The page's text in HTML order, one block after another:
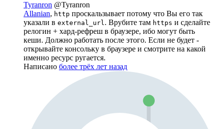
Tyranron @Tyranron
Allanian, http проскальзывает потому что Вы его так
указали в external_url. Врубите там https и сделайте
релогин + хард-рефреш в браузере, ибо могут быть
кеши. Должно работать после этого. Если не будет -
открывайте консольку в браузере и смотрите на какой
именно ресурс ругается.
Написано более трёх лет назад